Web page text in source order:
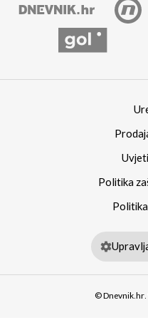
Politika
© Dnevnik.hr.